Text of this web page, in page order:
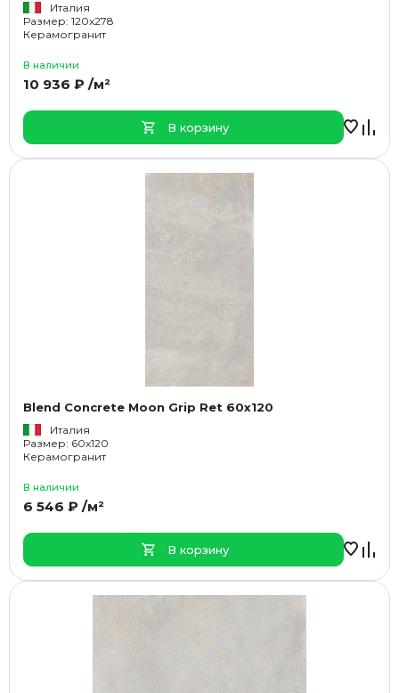
Италия
Размер: 120x278
Керамогранит
В наличии
10 936 ₽ /м²
В корзину
Blend Concrete Moon Grip Ret 60x120
Италия
Размер: 60x120
Керамогранит
В наличии
6 546 ₽ /м²
В корзину